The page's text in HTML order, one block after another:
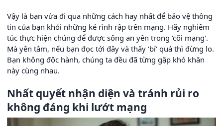
Vậy là bạn vừa đi qua những cách hay nhất để bảo vệ thông
tin của bạn khỏi những kẻ rình rập trên mạng. Hãy nghiêm
túc thực hiện chúng để được sống an yên trong 'cõi mạng'.
Mà yên tâm, nếu bạn đọc tới đây và thấy 'bí' quá thì đừng lo.
Bạn không độc hành, chúng ta đều đã từng gặp khó khăn
này cùng nhau.
Nhất quyết nhận diện và tránh rủi ro
không đáng khi lướt mạng